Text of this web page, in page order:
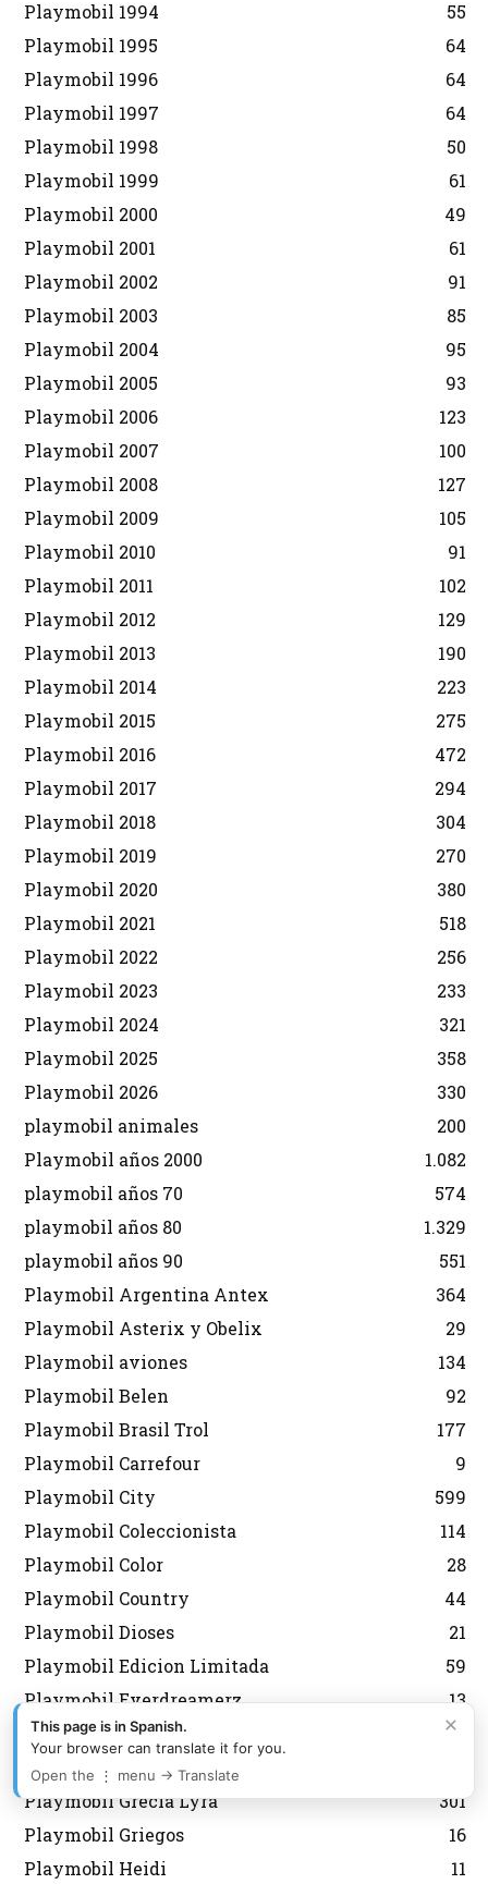
Playmobil 1994
55
Playmobil 1995
64
Playmobil 1996
64
Playmobil 1997
64
Playmobil 1998
50
Playmobil 1999
61
Playmobil 2000
49
Playmobil 2001
61
Playmobil 2002
91
Playmobil 2003
85
Playmobil 2004
95
Playmobil 2005
93
Playmobil 2006
123
Playmobil 2007
100
Playmobil 2008
127
Playmobil 2009
105
Playmobil 2010
91
Playmobil 2011
102
Playmobil 2012
129
Playmobil 2013
190
Playmobil 2014
223
Playmobil 2015
275
Playmobil 2016
472
Playmobil 2017
294
Playmobil 2018
304
Playmobil 2019
270
Playmobil 2020
380
Playmobil 2021
518
Playmobil 2022
256
Playmobil 2023
233
Playmobil 2024
321
Playmobil 2025
358
Playmobil 2026
330
playmobil animales
200
Playmobil años 2000
1.082
playmobil años 70
574
playmobil años 80
1.329
playmobil años 90
551
Playmobil Argentina Antex
364
Playmobil Asterix y Obelix
29
Playmobil aviones
134
Playmobil Belen
92
Playmobil Brasil Trol
177
Playmobil Carrefour
9
Playmobil City
599
Playmobil Coleccionista
114
Playmobil Color
28
Playmobil Country
44
Playmobil Dioses
21
Playmobil Edicion Limitada
59
Playmobil Everdreamerz
13
Playmobil Fallas
Playmobil Fútbol
Playmobil Grecia Lyra
301
Playmobil Griegos
16
Playmobil Heidi
11
×
This page is in Spanish.
Your browser can translate it for you.
Open the ⋮ menu → Translate